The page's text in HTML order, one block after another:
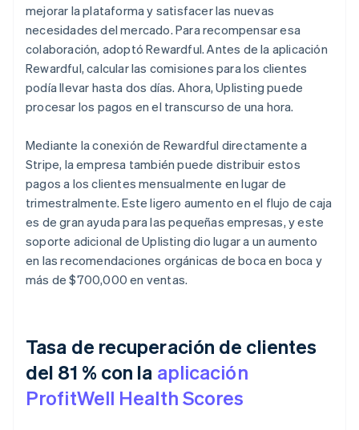
mejorar la plataforma y satisfacer las nuevas
necesidades del mercado. Para recompensar esa
colaboración, adoptó Rewardful. Antes de la aplicación
Rewardful, calcular las comisiones para los clientes
podía llevar hasta dos días. Ahora, Uplisting puede
procesar los pagos en el transcurso de una hora.
Mediante la conexión de Rewardful directamente a
Stripe, la empresa también puede distribuir estos
pagos a los clientes mensualmente en lugar de
trimestralmente. Este ligero aumento en el flujo de caja
es de gran ayuda para las pequeñas empresas, y este
soporte adicional de Uplisting dio lugar a un aumento
en las recomendaciones orgánicas de boca en boca y
más de $700,000 en ventas.
Tasa de recuperación de clientes
del 81 % con la aplicación
ProfitWell Health Scores